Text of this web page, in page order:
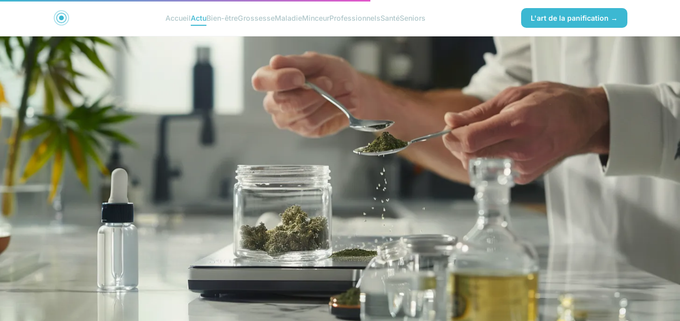
AccueilActuBien-êtreGrossesseMaladieMinceurProfessionnelsSantéSeniors L'art de la panification →